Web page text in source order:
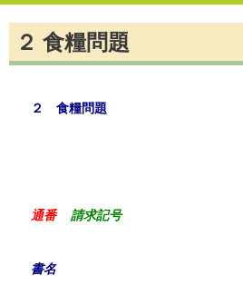
２ 食糧問題
２ 食糧問題
通番 請求記号
書名